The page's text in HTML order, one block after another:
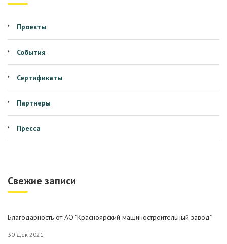
Проекты
События
Сертификаты
Партнеры
Пресса
Свежие записи
Благодарность от АО "Красноярский машиностроительный завод"
30 Дек 2021